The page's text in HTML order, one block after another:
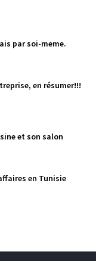
par soi-meme.
en résumer!!!
et son salon
en Tunisie